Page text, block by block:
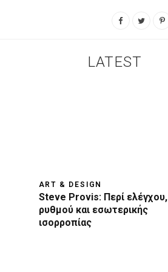
LATEST
ART & DESIGN
Steve Provis: Περί ελέγχου,
ρυθμού και εσωτερικής
ισορροπίας